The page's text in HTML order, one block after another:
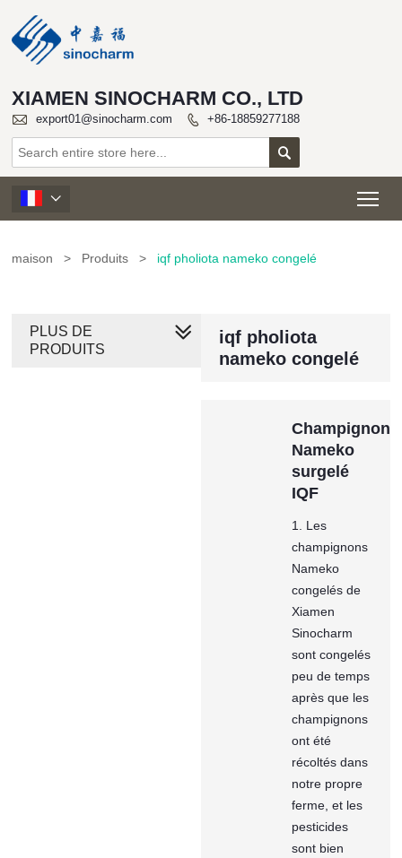
XIAMEN SINOCHARM CO., LTD
 export01@sinocharm.com  +86-18859277188


maison > Produits > iqf pholiota nameko congelé
iqf pholiota
nameko congelé
Champignon
Nameko
surgelé
IQF
1. Les
champignons
Nameko
congelés de
Xiamen
Sinocharm
sont congelés
peu de temps
après que les
champignons
ont été
récoltés dans
notre propre
ferme, et les
pesticides
sont bien
PLUS DE
PRODUITS